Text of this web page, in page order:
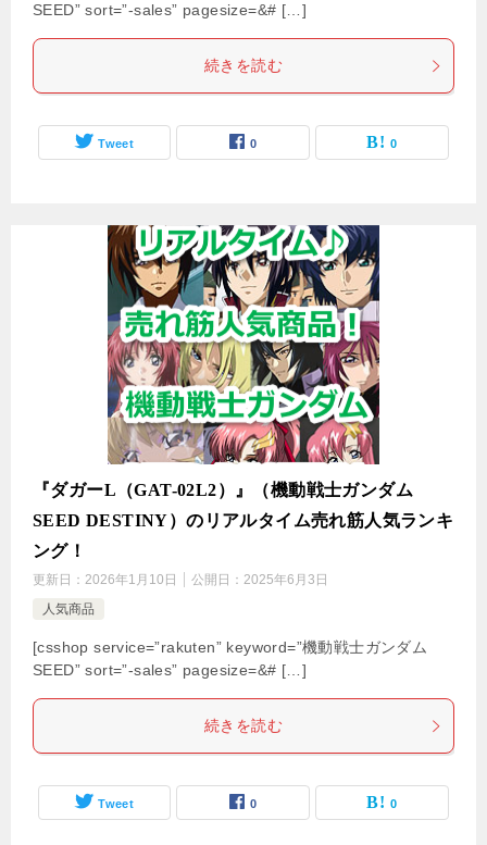
SEED” sort=”-sales” pagesize=&# […]
続きを読む
Tweet 0 0
『ダガーL（GAT-02L2）』（機動戦士ガンダム
SEED DESTINY）のリアルタイム売れ筋人気ランキ
ング！
更新日： 2026年1月10日 公開日： 2025年6月3日
人気商品
[csshop service=”rakuten” keyword=”機動戦士ガンダム
SEED” sort=”-sales” pagesize=&# […]
続きを読む
Tweet 0 0